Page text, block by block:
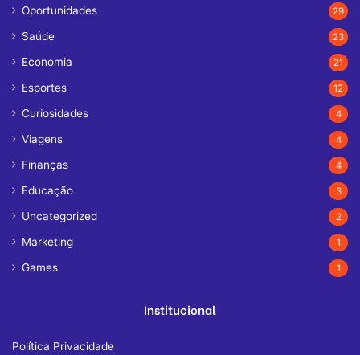
Oportunidades 29
Saúde 23
Economia 21
Esportes 12
Curiosidades 4
Viagens 4
Finanças 4
Educação 3
Uncategorized 2
Marketing 1
Games 1
Institucional
Política Privacidade